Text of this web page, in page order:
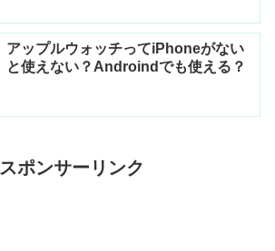
アップルウォッチってiPhoneがない
と使えない？Androindでも使える？
スポンサーリンク